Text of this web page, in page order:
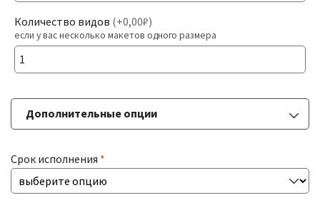
БОЛЬШИЕ ТИРАЖИ
РАСХОДНИКИ
ДОСТАВКА
КОНТАКТЫ
Количество видов (+0,00₽)
если у вас несколько макетов одного размера
Дополнительные опции
Срок исполнения *